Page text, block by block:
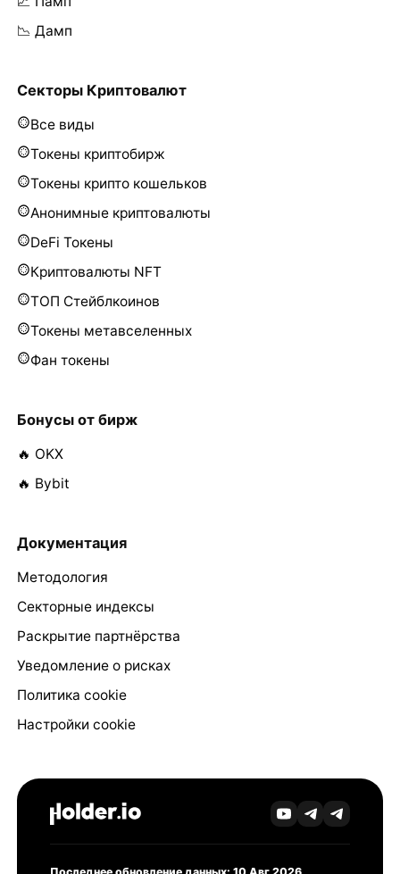
📉 Дамп
Секторы Криптовалют
Все виды
Токены криптобирж
Токены крипто кошельков
Анонимные криптовалюты
DeFi Токены
Криптовалюты NFT
ТОП Стейблкоинов
Токены метавселенных
Фан токены
Бонусы от бирж
🔥 OKX
🔥 Bybit
Документация
Методология
Секторные индексы
Раскрытие партнёрства
Уведомление о рисках
Политика cookie
Настройки cookie